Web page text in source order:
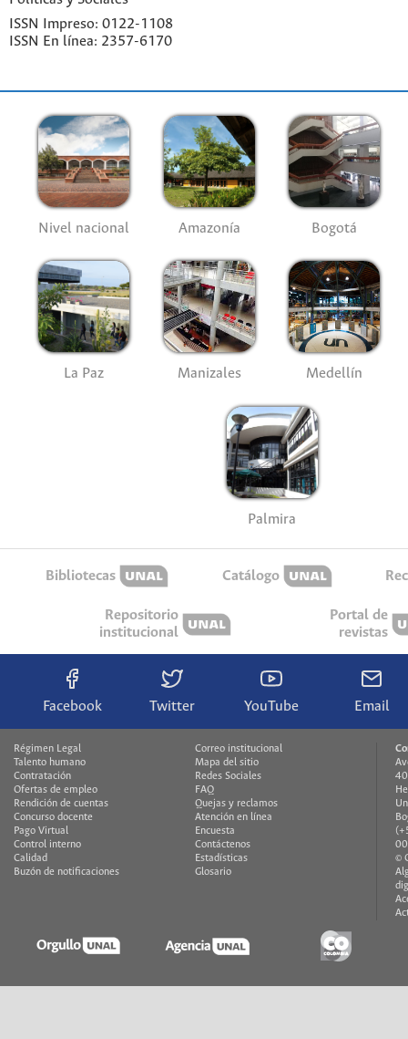
ISSN Impreso: 0122-1108
ISSN En línea: 2357-6170
Nivel nacional Amazonía Bogotá
La Paz Manizales Medellín
Palmira
Bibliotecas Catálogo
Repositorio
institucional
Portal de
revistas
Facebook Twitter YouTube Email
Régimen Legal
Talento humano
Contratación
Ofertas de empleo
Rendición de cuentas
Concurso docente
Pago Virtual
Control interno
Calidad
Buzón de notificaciones
Correo institucional
Mapa del sitio
Redes Sociales
FAQ
Quejas y reclamos
Atención en línea
Encuesta
Contáctenos
Estadísticas
Glosario
©